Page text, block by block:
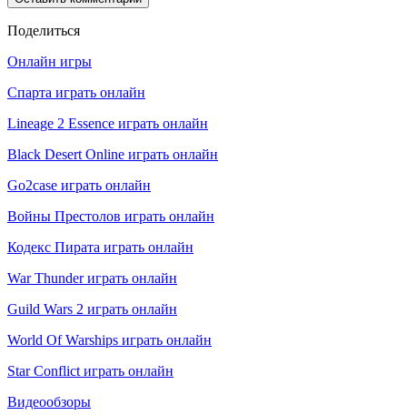
Поделиться
Онлайн игры
Спарта играть онлайн
Lineage 2 Essence играть онлайн
Black Desert Online играть онлайн
Go2case играть онлайн
Войны Престолов играть онлайн
Кодекс Пирата играть онлайн
War Thunder играть онлайн
Guild Wars 2 играть онлайн
World Of Warships играть онлайн
Star Conflict играть онлайн
Видеообзоры